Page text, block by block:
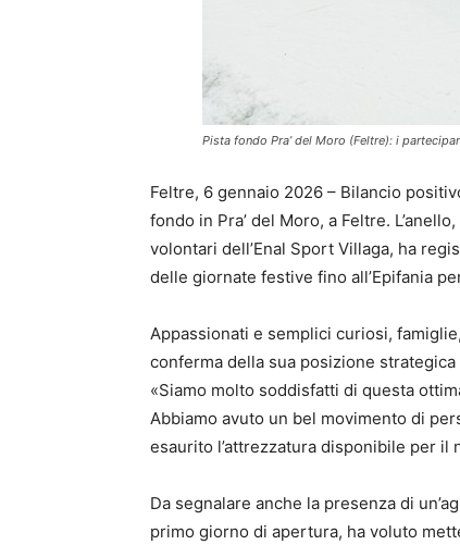
Pista fondo Pra’ del Moro (Feltre): i
Feltre, 6 gennaio 2026 – Bilancio
fondo in Pra’ del Moro, a Feltre.
volontari dell’Enal Sport Villaga, ha
delle giornate festive fino all’Epifania
Appassionati e semplici curiosi,
conferma della sua posizione
«Siamo molto soddisfatti di questa
Abbiamo avuto un bel movimento di
esaurito l’attrezzatura disponibile per il
Da segnalare anche la presenza di
primo giorno di apertura, ha voluto